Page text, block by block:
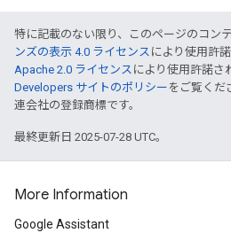
特に記載のない限り、このページのコン
ンズの表示 4.0 ライセンス により使用許
Apache 2.0 ライセンス により使用許諾さ
Developers サイトのポリシー をご覧くだ
連会社の登録商標です。
最終更新日 2025-07-28 UTC。
More Information
Google Assistant